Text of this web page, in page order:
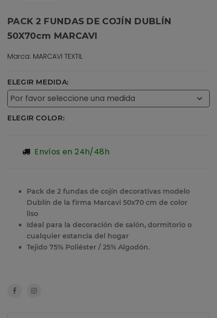
PACK 2 FUNDAS DE COJÍN DUBLÍN
50X70cm MARCAVI
Marca: MARCAVI TEXTIL
ELEGIR MEDIDA:
ELEGIR COLOR:
Envíos en 24h/48h
Pack de 2 fundas de cojín decorativas modelo
Dublín de la firma Marcavi 50x70 cm de color
liso
Ideal para la decoración de salón, dormitorio o
cualquier estancia del hogar
Tejido 75% Poliéster / 25% Algodón.